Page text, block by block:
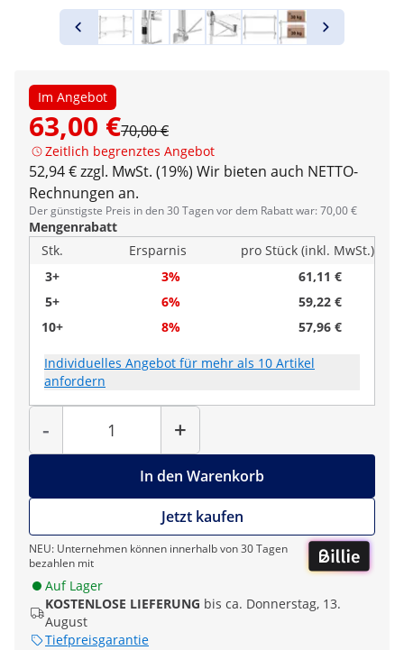
Im Angebot
63,00 €70,00 €
Zeitlich begrenztes Angebot
52,94 € zzgl. MwSt. (19%) Wir bieten auch NETTO-
Rechnungen an.
Der günstigste Preis in den 30 Tagen vor dem Rabatt war: 70,00 €
Mengenrabatt
Stk.
Ersparnis
pro Stück (inkl. MwSt.)
3+
3%
61,11 €
5+
6%
59,22 €
10+
8% 57,96 €
Individuelles Angebot für mehr als 10 Artikel
anfordern
-
Menge
+
In den Warenkorb
Jetzt kaufen
NEU: Unternehmen können innerhalb von 30 Tagen
bezahlen mit
Auf Lager
KOSTENLOSE LIEFERUNG bis ca. Donnerstag, 13.
August
Tiefpreisgarantie